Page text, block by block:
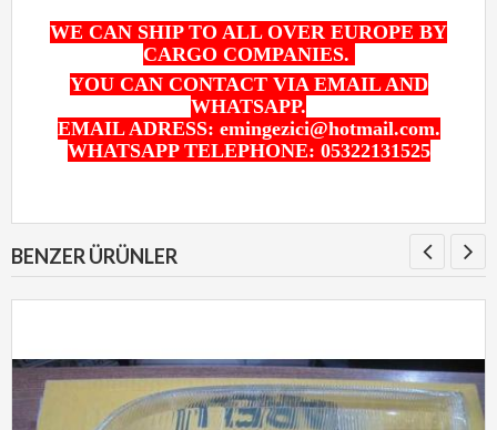
WE CAN SHIP TO ALL OVER EUROPE BY
CARGO COMPANIES.
YOU CAN CONTACT VIA EMAIL AND
WHATSAPP.
EMAIL ADRESS: emingezici@hotmail.com.
WHATSAPP TELEPHONE: 05322131525
BENZER ÜRÜNLER